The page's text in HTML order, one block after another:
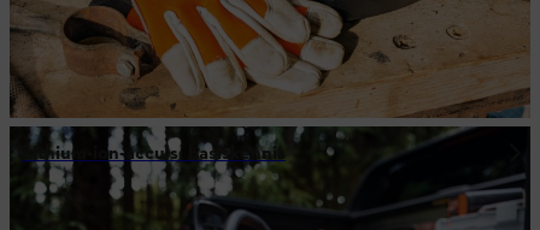
Lithium-ion-accu's: basiskennis